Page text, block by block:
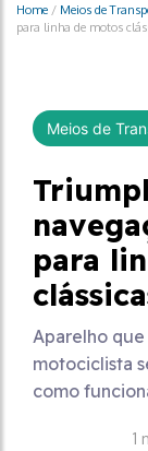
Home / Meios de
para linha de motos
Meios de
para
Aparelho
motociclista
como
1